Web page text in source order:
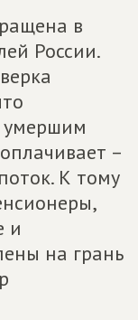
в
России.
–
К тому
и
на грань